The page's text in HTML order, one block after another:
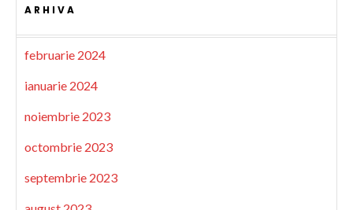
ARHIVA
februarie 2024
ianuarie 2024
noiembrie 2023
octombrie 2023
septembrie 2023